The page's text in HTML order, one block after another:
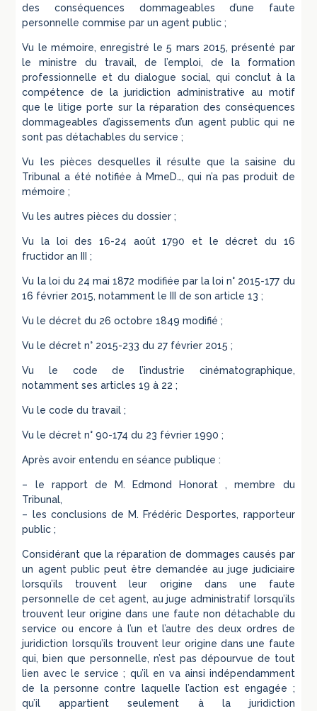
des conséquences dommageables d’une faute
personnelle commise par un agent public ;
Vu le mémoire, enregistré le 5 mars 2015, présenté par
le ministre du travail, de l’emploi, de la formation
professionnelle et du dialogue social, qui conclut à la
compétence de la juridiction administrative au motif
que le litige porte sur la réparation des conséquences
dommageables d’agissements d’un agent public qui ne
sont pas détachables du service ;
Vu les pièces desquelles il résulte que la saisine du
Tribunal a été notifiée à MmeD…, qui n’a pas produit de
mémoire ;
Vu les autres pièces du dossier ;
Vu la loi des 16-24 août 1790 et le décret du 16
fructidor an III ;
Vu la loi du 24 mai 1872 modifiée par la loi n° 2015-177 du
16 février 2015, notamment le III de son article 13 ;
Vu le décret du 26 octobre 1849 modifié ;
Vu le décret n° 2015-233 du 27 février 2015 ;
Vu le code de l’industrie cinématographique,
notamment ses articles 19 à 22 ;
Vu le code du travail ;
Vu le décret n° 90-174 du 23 février 1990 ;
Après avoir entendu en séance publique :
– le rapport de M. Edmond Honorat , membre du
Tribunal,
– les conclusions de M. Frédéric Desportes, rapporteur
public ;
Considérant que la réparation de dommages causés par
un agent public peut être demandée au juge judiciaire
lorsqu’ils trouvent leur origine dans une faute
personnelle de cet agent, au juge administratif lorsqu’ils
trouvent leur origine dans une faute non détachable du
service ou encore à l’un et l’autre des deux ordres de
juridiction lorsqu’ils trouvent leur origine dans une faute
qui, bien que personnelle, n’est pas dépourvue de tout
lien avec le service ; qu’il en va ainsi indépendamment
de la personne contre laquelle l’action est engagée ;
qu’il appartient seulement à la juridiction